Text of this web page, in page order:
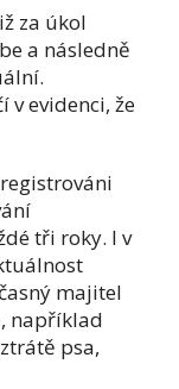
za úkol
a následně
v evidenci, že
tři roky. I v
majitel
například
psa,